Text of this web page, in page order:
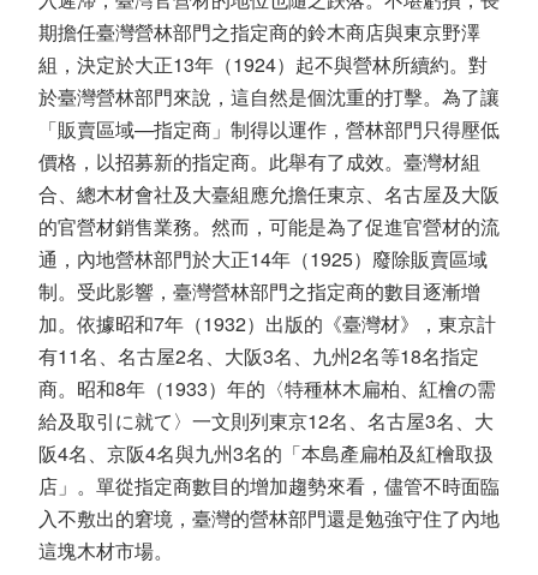
期擔任臺灣營林部門之指定商的鈴木商店與東京野澤
組，決定於大正13年（1924）起不與營林所續約。對
於臺灣營林部門來說，這自然是個沈重的打擊。為了讓
「販賣區域—指定商」制得以運作，營林部門只得壓低
價格，以招募新的指定商。此舉有了成效。臺灣材組
合、總木材會社及大臺組應允擔任東京、名古屋及大阪
的官營材銷售業務。然而，可能是為了促進官營材的流
通，內地營林部門於大正14年（1925）廢除販賣區域
制。受此影響，臺灣營林部門之指定商的數目逐漸增
加。依據昭和7年（1932）出版的《臺灣材》，東京計
有11名、名古屋2名、大阪3名、九州2名等18名指定
商。昭和8年（1933）年的〈特種林木扁柏、紅檜の需
給及取引に就て〉一文則列東京12名、名古屋3名、大
阪4名、京阪4名與九州3名的「本島產扁柏及紅檜取扱
店」。單從指定商數目的增加趨勢來看，儘管不時面臨
入不敷出的窘境，臺灣的營林部門還是勉強守住了內地
這塊木材市場。